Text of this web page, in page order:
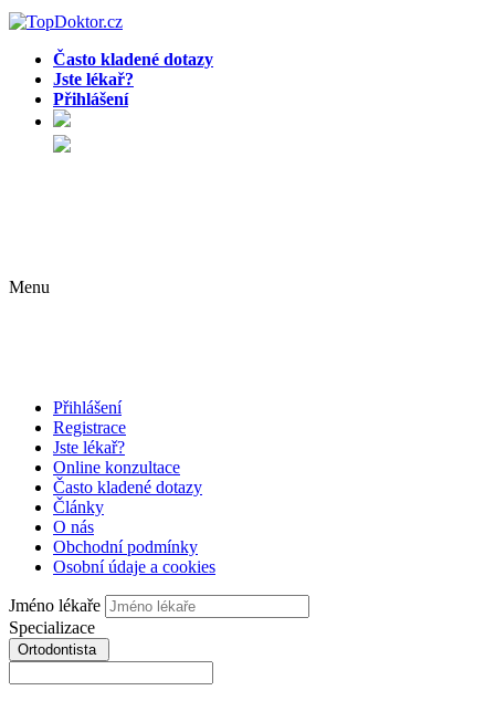
Často kladené dotazy
Jste lékař?
Přihlášení
Menu
Přihlášení
Registrace
Jste lékař?
Online konzultace
Často kladené dotazy
Články
O nás
Obchodní podmínky
Osobní údaje a cookies
Jméno lékaře
Specializace
Ortodontista